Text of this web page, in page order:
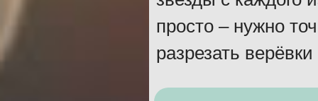
просто – нужно
разрезать